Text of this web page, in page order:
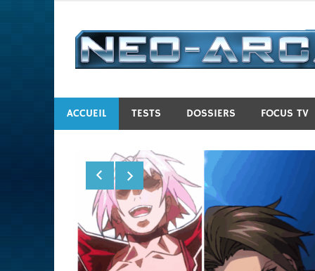
contenu
ACCUEIL TESTS DOSSIERS FOCUS TV